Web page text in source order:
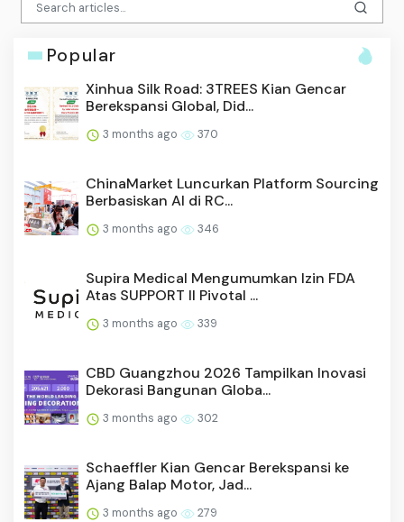
Popular
Xinhua Silk Road: 3TREES Kian Gencar
Berekspansi Global, Did...
3 months ago 370
ChinaMarket Luncurkan Platform Sourcing
Berbasiskan AI di RC...
3 months ago 346
Supira Medical Mengumumkan Izin FDA
Atas SUPPORT II Pivotal ...
3 months ago 339
CBD Guangzhou 2026 Tampilkan Inovasi
Dekorasi Bangunan Globa...
3 months ago 302
Schaeffler Kian Gencar Berekspansi ke
Ajang Balap Motor, Jad...
3 months ago 279